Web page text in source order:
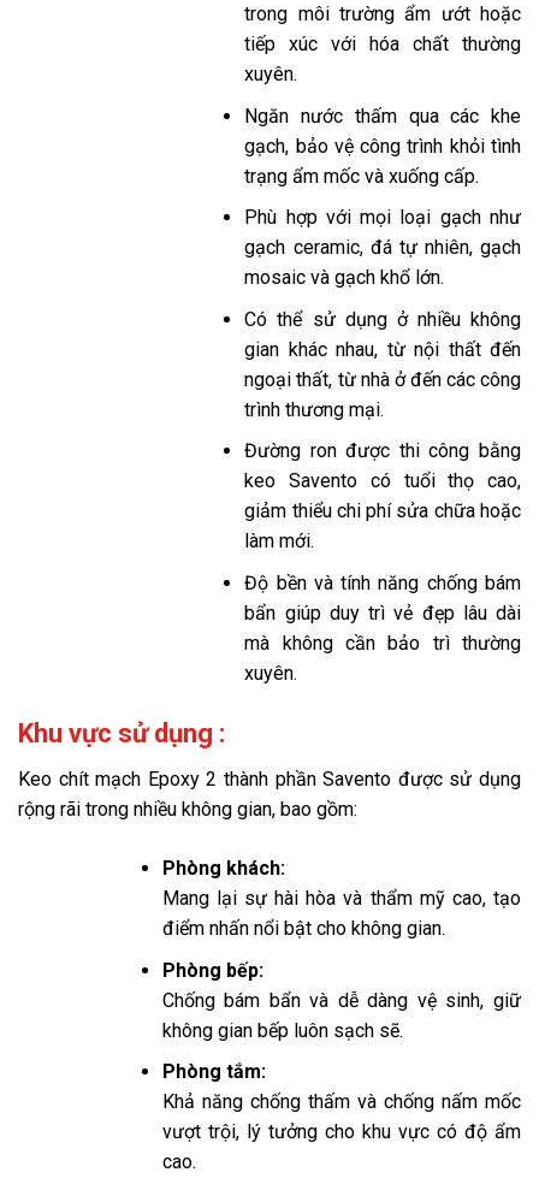
trong môi trường ẩm ướt hoặc
tiếp xúc với hóa chất thường
xuyên.
Ngăn nước thấm qua các khe
gạch, bảo vệ công trình khỏi tình
trạng ẩm mốc và xuống cấp.
Phù hợp với mọi loại gạch như
gạch ceramic, đá tự nhiên, gạch
mosaic và gạch khổ lớn.
Có thể sử dụng ở nhiều không
gian khác nhau, từ nội thất đến
ngoại thất, từ nhà ở đến các công
trình thương mại.
Đường ron được thi công bằng
keo Savento có tuổi thọ cao,
giảm thiểu chi phí sửa chữa hoặc
làm mới.
Độ bền và tính năng chống bám
bẩn giúp duy trì vẻ đẹp lâu dài
mà không cần bảo trì thường
xuyên.
Khu vực sử dụng :
Keo chít mạch Epoxy 2 thành phần Savento được sử dụng
rộng rãi trong nhiều không gian, bao gồm:
Phòng khách:
Mang lại sự hài hòa và thẩm mỹ cao, tạo
điểm nhấn nổi bật cho không gian.
Phòng bếp:
Chống bám bẩn và dễ dàng vệ sinh, giữ
không gian bếp luôn sạch sẽ.
Phòng tắm:
Khả năng chống thấm và chống nấm mốc
vượt trội, lý tưởng cho khu vực có độ ẩm
cao.